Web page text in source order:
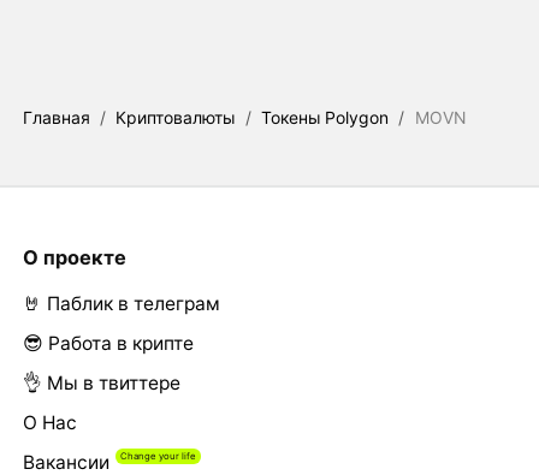
Главная / Криптовалюты / Токены Polygon / MOVN
О проекте
🤘 Паблик в телеграм
😎 Работа в крипте
👌 Мы в твиттере
О Нас
Вакансии